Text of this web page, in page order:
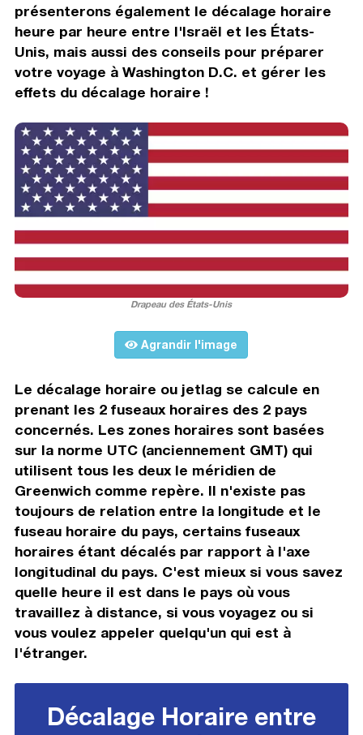
présenterons également le décalage horaire
heure par heure entre l'Israël et les États-
Unis, mais aussi des conseils pour préparer
votre voyage à Washington D.C. et gérer les
effets du décalage horaire !
Drapeau des États-Unis
Agrandir l'image
Le décalage horaire ou jetlag se calcule en
prenant les 2 fuseaux horaires des 2 pays
concernés. Les zones horaires sont basées
sur la norme UTC (anciennement GMT) qui
utilisent tous les deux le méridien de
Greenwich comme repère. Il n'existe pas
toujours de relation entre la longitude et le
fuseau horaire du pays, certains fuseaux
horaires étant décalés par rapport à l'axe
longitudinal du pays. C'est mieux si vous savez
quelle heure il est dans le pays où vous
travaillez à distance, si vous voyagez ou si
vous voulez appeler quelqu'un qui est à
l'étranger.
Décalage Horaire entre